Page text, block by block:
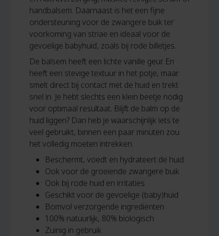
handbalsem. Daarnaast is het een fijne
ondersteuning voor de zwangere buik ter
voorkoming van striae en ideaal voor de
gevoelige babyhuid, zoals bij rode billetjes.
De balsem heeft een lichte vanille geur. En
heeft een stevige textuur in het potje, maar
smelt direct bij contact met de huid en trekt
snel in. Je hebt slechts een klein beetje nodig
voor optimaal resultaat. Blijft de balm op de
huid liggen? Dan heb je waarschijnlijk iets te
veel gebruikt, binnen een paar minuten zou
het volledig moeten intrekken.
Beschermt, voedt en hydrateert de huid
Ook voor de groeiende zwangere buik
Ook bij rode huid en irritaties
Geschikt voor de gevoelige (baby)huid
Bomvol verzorgende ingrediënten
100% natuurlijk, 80% biologisch
Zuinig in gebruik